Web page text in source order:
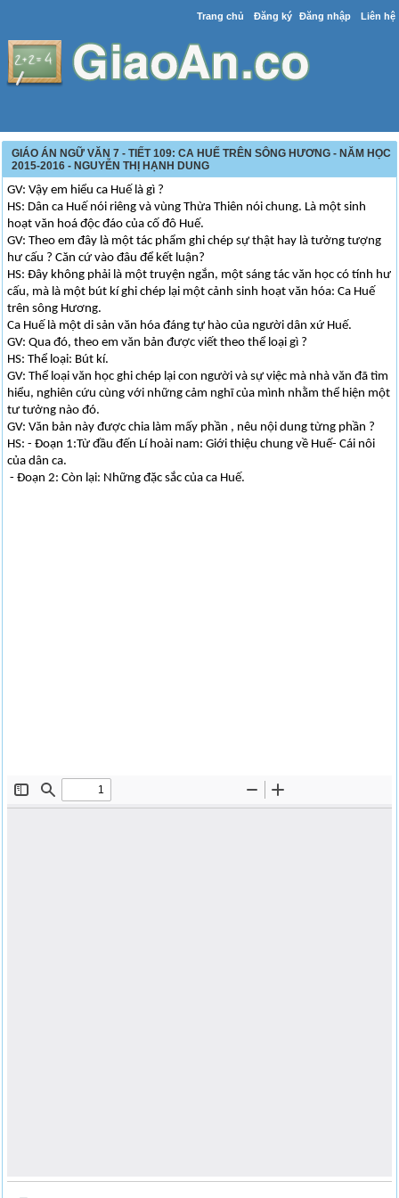
Trang chủ Đăng ký Đăng nhập Liên hệ
GIÁO ÁN NGỮ VĂN 7 - TIẾT 109: CA HUẾ TRÊN SÔNG HƯƠNG - NĂM HỌC
2015-2016 - NGUYỄN THỊ HẠNH DUNG
GV: Vậy em hiểu ca Huế là gì ?
HS: Dân ca Huế nói riêng và vùng Thừa Thiên nói chung. Là một sinh
hoạt văn hoá độc đáo của cố đô Huế.
GV: Theo em đây là một tác phẩm ghi chép sự thật hay là tưởng tượng
hư cấu ? Căn cứ vào đâu để kết luận?
HS: Đây không phải là một truyện ngắn, một sáng tác văn học có tính hư
cấu, mà là một bút kí ghi chép lại một cảnh sinh hoạt văn hóa: Ca Huế
trên sông Hương.
Ca Huế là một di sản văn hóa đáng tự hào của người dân xứ Huế.
GV: Qua đó, theo em văn bản được viết theo thể loại gì ?
HS: Thể loại: Bút kí.
GV: Thể loại văn học ghi chép lại con người và sự việc mà nhà văn đã tìm
hiểu, nghiên cứu cùng với những cảm nghĩ của mình nhằm thể hiện một
tư tưởng nào đó.
GV: Văn bản này được chia làm mấy phần , nêu nội dung từng phần ?
HS: - Đoạn 1:Từ đầu đến Lí hoài nam: Giới thiệu chung về Huế- Cái nôi
của dân ca.
- Đoạn 2: Còn lại: Những đặc sắc của ca Huế.